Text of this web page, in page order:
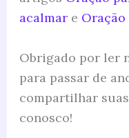
acalmare
Obrigado por ler
para passar de
compartilhar
conosco!